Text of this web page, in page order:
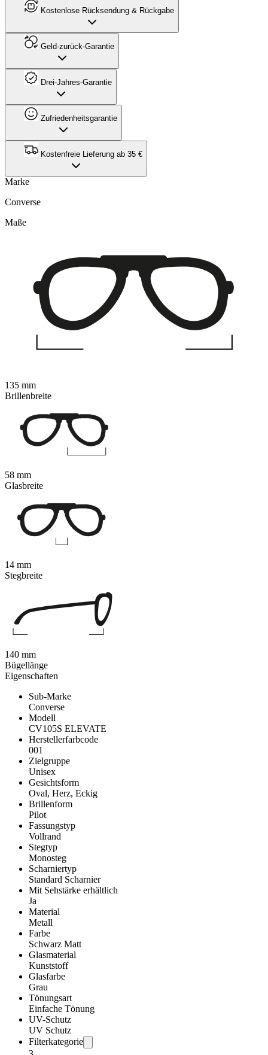
Kostenlose Rücksendung & Rückgabe
Geld-zurück-Garantie
Drei-Jahres-Garantie
Zufriedenheitsgarantie
Kostenfreie Lieferung ab 35 €
Marke
Converse
Eigenschaften
Sub-Marke
Converse
Modell
CV105S ELEVATE
Herstellerfarbcode
001
Zielgruppe
Unisex
Gesichtsform
Oval, Herz, Eckig
Brillenform
Pilot
Fassungstyp
Vollrand
Stegtyp
Monosteg
Scharniertyp
Standard Scharnier
Mit Sehstärke erhältlich
Ja
Material
Metall
Farbe
Schwarz Matt
Glasmaterial
Kunststoff
Glasfarbe
Grau
Tönungsart
Einfache Tönung
UV-Schutz
UV Schutz
Filterkategorie
Maße
135 mm
Brillenbreite
58 mm
Glasbreite
14 mm
Stegbreite
140 mm
Bügellänge